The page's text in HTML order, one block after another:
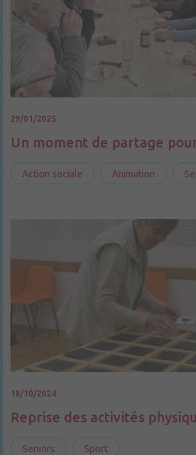
29/01/2025
Un moment de partage
Action sociale Animation
18/10/2024
Reprise des activités
Seniors Sport